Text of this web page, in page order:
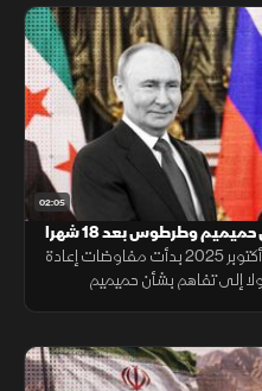
02:05
وطرطوس بعد 18 شهرا
من زيارة أحمد الشرع إلى موسكو في أكتوبر 2025 بدأت مفاوضات إعادة
إلى تفاهم بشأن حميميم